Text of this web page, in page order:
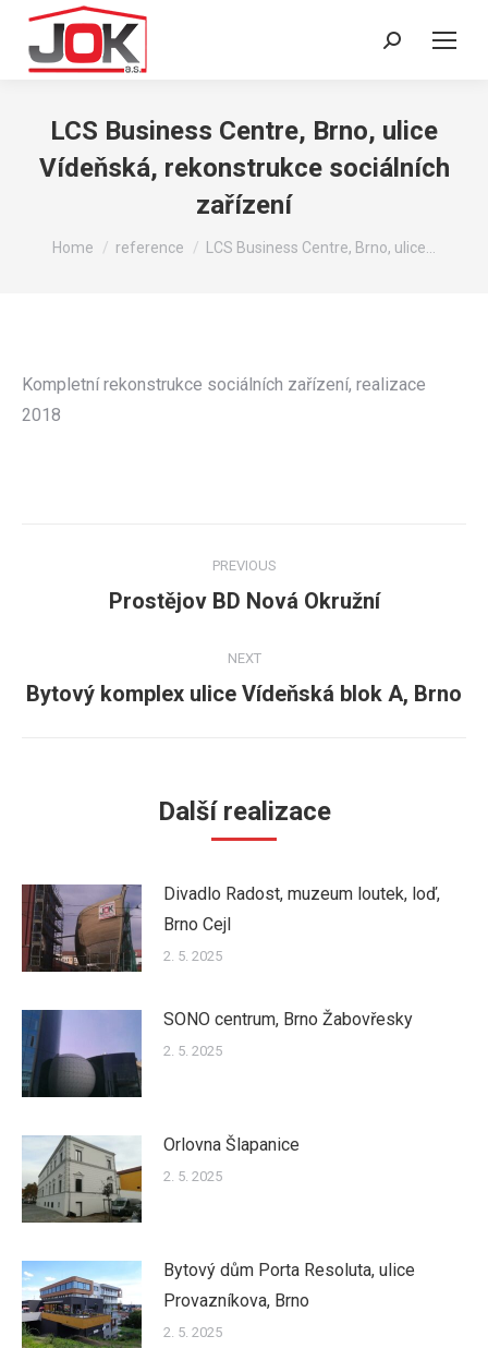
Search:
LCS Business Centre, Brno, ulice
Vídeňská, rekonstrukce sociálních
zařízení
You are here:
Home reference LCS Business Centre, Brno, ulice…
Kompletní rekonstrukce sociálních zařízení, realizace
2018
navigation
PREVIOUS
Previous
Prostějov BD Nová Okružní
NEXT
Next
Bytový komplex ulice Vídeňská blok A, Brno
Další realizace
Divadlo Radost, muzeum loutek, loď,
Brno Cejl
2. 5. 2025
SONO centrum, Brno Žabovřesky
2. 5. 2025
Orlovna Šlapanice
2. 5. 2025
Bytový dům Porta Resoluta, ulice
Provazníkova, Brno
2. 5. 2025